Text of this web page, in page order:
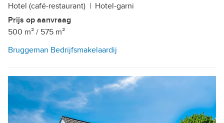
Hotel (café-restaurant) | Hotel-garni
Prijs op aanvraag
500 m² / 575 m²
Bruggeman Bedrijfsmakelaardij